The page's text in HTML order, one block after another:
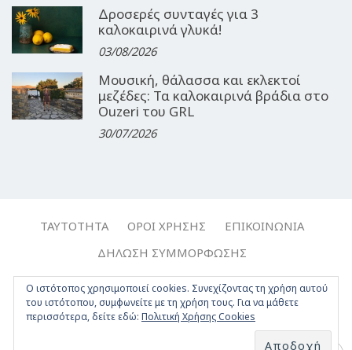
Δροσερές συνταγές για 3
καλοκαιρινά γλυκά!
03/08/2026
Μουσική, θάλασσα και εκλεκτοί
μεζέδες: Τα καλοκαιρινά βράδια στο
Ouzeri του GRL
30/07/2026
ΤΑΥΤΌΤΗΤΑ ΌΡΟΙ ΧΡΉΣΗΣ
ΕΠΙΚΟΙΝΩΝΊΑ
ΔΉΛΩΣΗ ΣΥΜΜΌΡΦΩΣΗΣ
Copyright © 2017-2026, Travelgirl.gr | All rights reserved.
Crafted byApptime.
Youtube
Ο ιστότοπος χρησιμοποιεί cookies. Συνεχίζοντας τη χρήση αυτού
του ιστότοπου, συμφωνείτε με τη χρήση τους. Για να μάθετε
περισσότερα, δείτε εδώ: Πολιτική Χρήσης Cookies